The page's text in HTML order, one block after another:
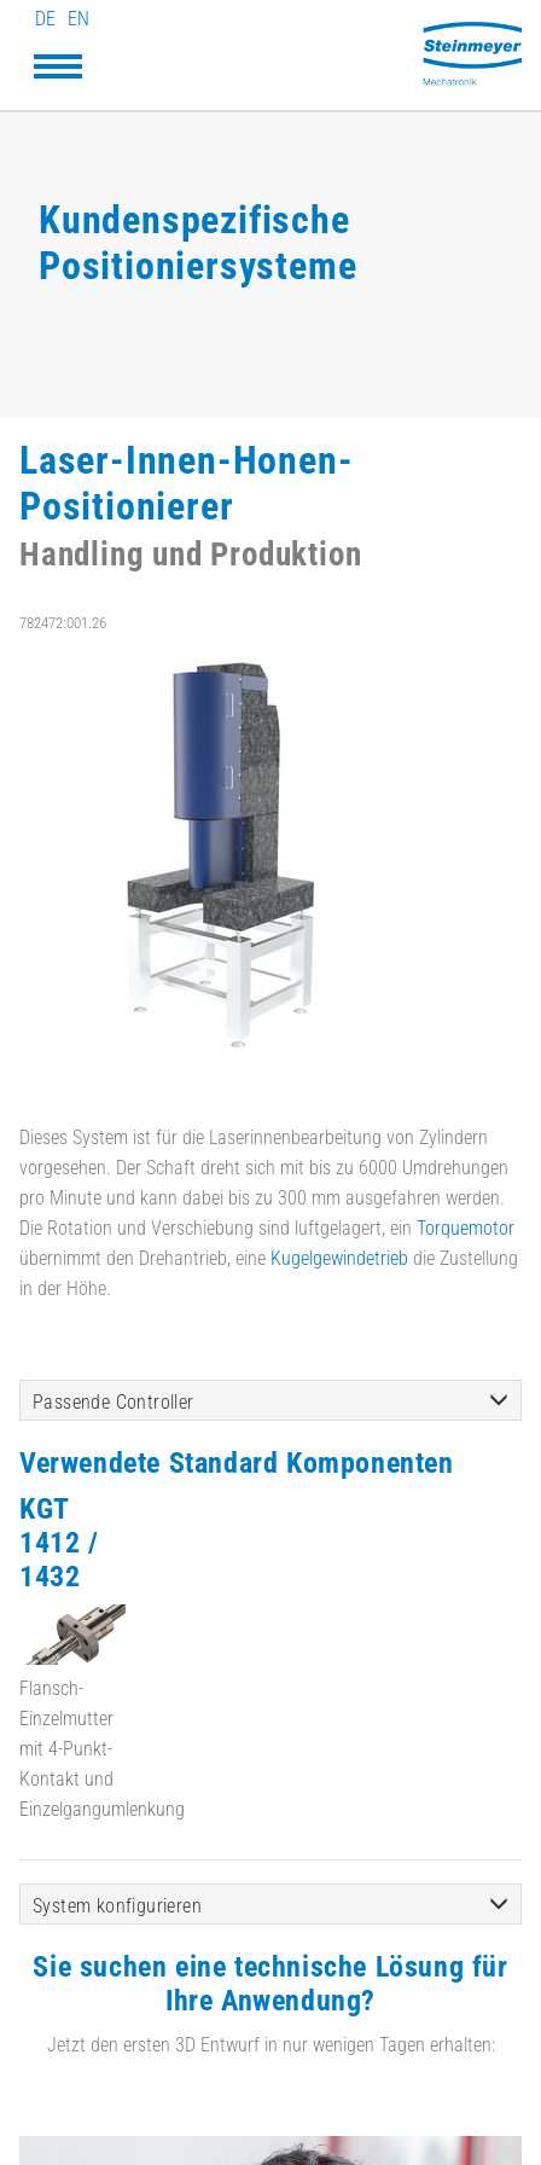
DE EN
Kundenspezifische
Positioniersysteme
Laser-Innen-Honen-
Positionierer
Handling und Produktion
782472:001.26
Dieses System ist für die Laserinnenbearbeitung von Zylindern
vorgesehen. Der Schaft dreht sich mit bis zu 6000 Umdrehungen
pro Minute und kann dabei bis zu 300 mm ausgefahren werden.
Die Rotation und Verschiebung sind luftgelagert, ein Torquemotor
übernimmt den Drehantrieb, eine Kugelgewindetrieb die Zustellung
in der Höhe.
Passende Controller
Verwendete Standard Komponenten
KGT
1412 /
1432
Flansch-
Einzelmutter
mit 4-Punkt-
Kontakt und
Einzelgangumlenkung
System konfigurieren
Sie suchen eine technische Lösung für
Ihre Anwendung?
Jetzt den ersten 3D Entwurf in nur wenigen Tagen erhalten: